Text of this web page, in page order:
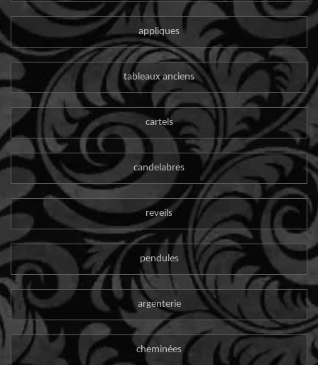
appliques
tableaux anciens
cartels
candelabres
reveils
pendules
argenterie
cheminées